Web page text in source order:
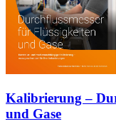
Kalibrierung –
und Gase